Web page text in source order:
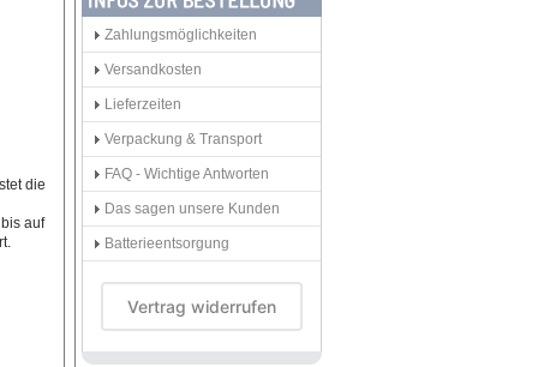
die
auf
Zahlungsmöglichkeiten
Versandkosten
Lieferzeiten
Verpackung & Transport
FAQ - Wichtige Antworten
Das sagen unsere Kunden
Batterieentsorgung
Vertrag widerrufen